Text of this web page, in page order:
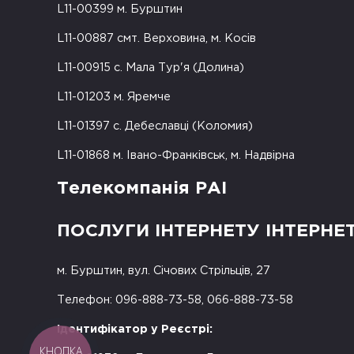
L11-00399 м. Бурштин
L11-00887 смт. Верховина, м. Косів
L11-00915 с. Мала Тур'я (Долина)
L11-01203 м. Яремче
L11-01397 с. Дебеславці (Коломия)
L11-01868 м. Івано-Франківськ, м. Надвірна
Телекомпанія РАІ
ПОСЛУГИ ІНТЕРНЕТУ
м. Бурштин, вул. Січових Стрільців, 27
Телефон: 096-888-73-58, 066-888-73-58
Ідентифікатор у Реєстрі: